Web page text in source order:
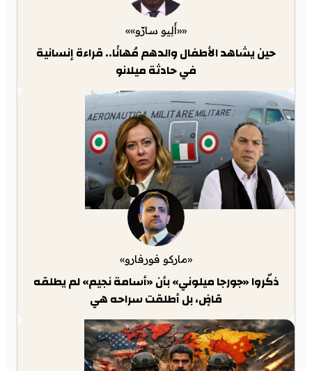
««أَلِيو سارّو»»
حين يشاهد الأطفال والدهم مُهانًا.. قراءة إنسانية
في حادثة ميلانو
«ماركو فورفارو»
ذكّروا «جورجا ميلوني» بأن «أسامة نجيم» لم يطلقه
قاضٍ، بل أطلقت سراحه هي